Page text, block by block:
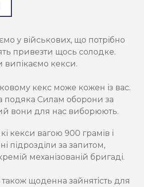
у військових, що потрібно
привезти щось солодке.
кекси.
кекс може кожен із вас.
подяка Силам оборони за
вони для нас виборюють.
кекси вагою 900 грамів і
підрозділи за запитом,
механізованій бригаді.
щоденна зайнятість для